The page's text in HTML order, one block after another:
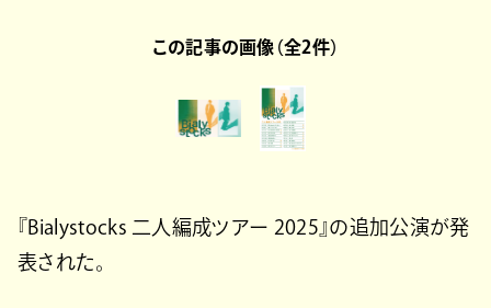
この記事の画像（全2件）
『Bialystocks 二人編成ツアー 2025』の追加公演が発
表された。